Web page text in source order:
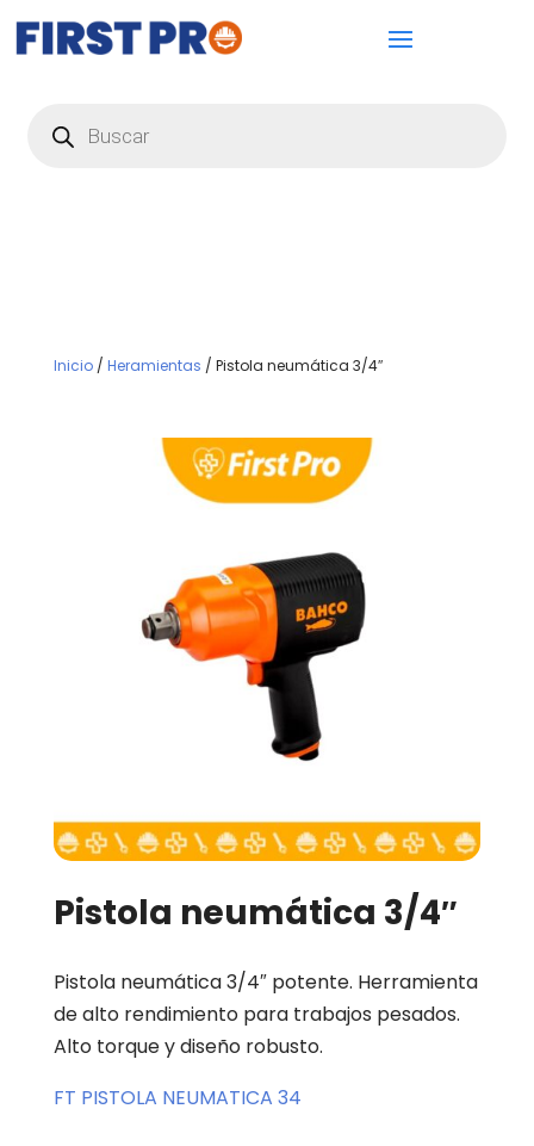
productos
Inicio/ Heramientas / Pistola neumática 3/4″
Pistola neumática 3/4″
Pistola neumática 3/4″ potente. Herramienta
de alto rendimiento para trabajos pesados.
Alto torque y diseño robusto.
FT PISTOLA NEUMATICA 34